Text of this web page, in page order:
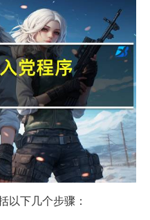
以下几个步骤：